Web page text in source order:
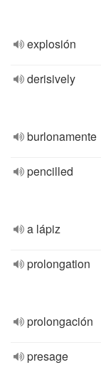
explosión
derisively
burlonamente
pencilled
a lápiz
prolongation
prolongación
presage